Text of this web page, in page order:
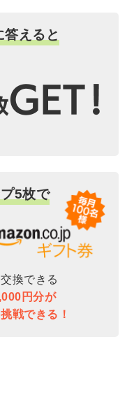
えると
5枚で
換できる
円分が
戦できる！